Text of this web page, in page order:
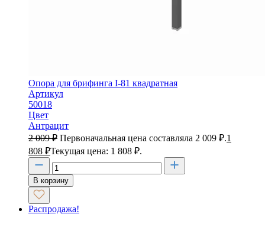
Опора для брифинга I-81 квадратная
Артикул
50018
Цвет
Антрацит
2 009₽ Первоначальная цена составляла 2 009 ₽.1
808 ₽Текущая цена: 1 808 ₽.
В корзину
Распродажа!